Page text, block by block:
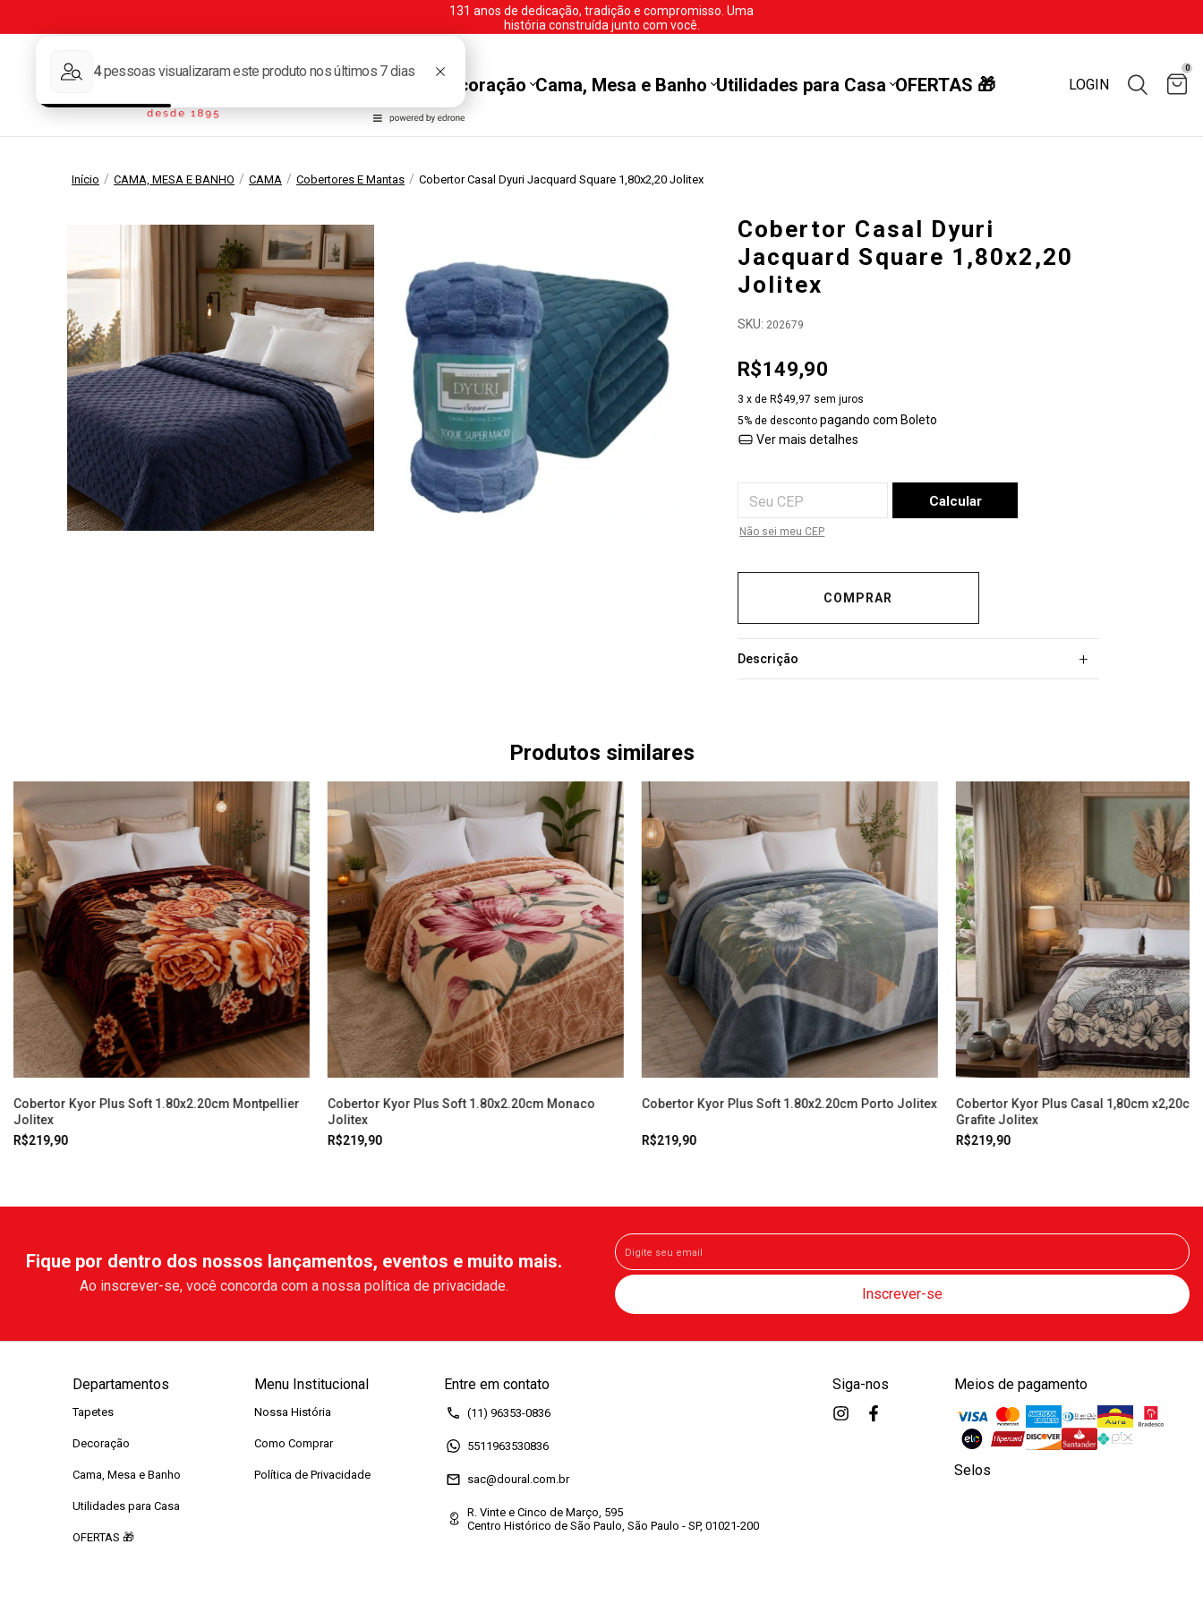
131 anos de dedicação, tradição e compromisso. Uma
história construída junto com você.
Decoração Cama, Mesa e Banho Utilidades para Casa OFERTAS 🎁 LOGIN
0
Início / CAMA, MESA E BANHO / CAMA / Cobertores E Mantas / Cobertor Casal Dyuri Jacquard Square 1,80x2,20 Jolitex
Cobertor Casal Dyuri
Jacquard Square 1,80x2,20
Jolitex
SKU: 202679
R$149,90
3 x de R$49,97 sem juros
5% de descontopagando com Boleto
Ver mais detalhes
Calcular
Não sei meu CEP
Descrição +
Produtos similares
Cobertor Kyor Plus Soft 1.80x2.20cm Montpellier
Jolitex
R$219,90
Cobertor Kyor Plus Soft 1.80x2.20cm Monaco
Jolitex
R$219,90
Cobertor Kyor Plus Soft 1.80x2.20cm Porto Jolitex
R$219,90
Cobertor Kyor Plus Casal 1,80cm
Grafite Jolitex
R$219,90
Fique por dentro dos nossos lançamentos, eventos e muito mais.
Ao inscrever-se, você concorda com a nossa política de privacidade.
Departamentos
Tapetes
Decoração
Cama, Mesa e Banho
Utilidades para Casa
OFERTAS 🎁
Menu Institucional
Nossa História
Como Comprar
Política de Privacidade
Entre em contato
(11) 96353-0836
5511963530836
sac@doural.com.br
R. Vinte e Cinco de Março, 595
Centro Histórico de São Paulo, São Paulo - SP, 01021-200
Siga-nos Meios de pagamento
Selos